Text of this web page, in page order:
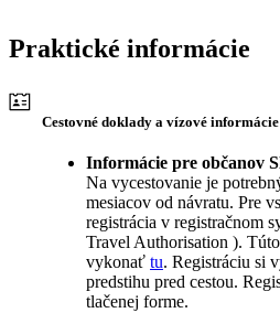
Praktické informácie
Cestovné doklady a vízové ​​informácie
Informácie pre občanov
Na vycestovanie je
mesiacov od návratu. Pre
registrácia v registračnom
Travel Authorisation ).
vykonať tu. Registráciu si
predstihu pred cestou.
tlačenej forme.